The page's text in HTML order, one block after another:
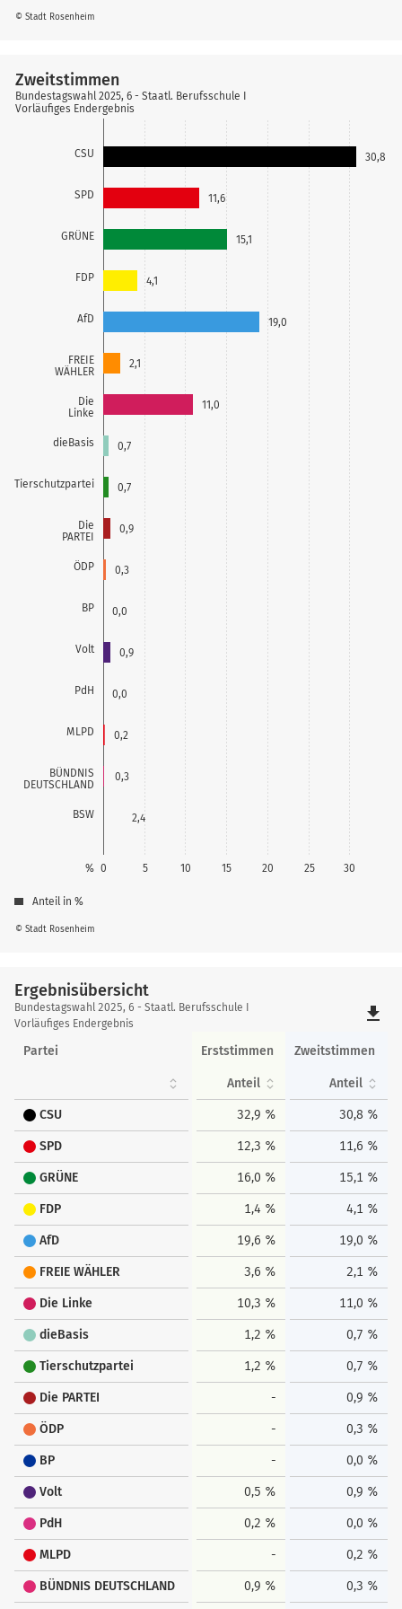
© Stadt Rosenheim
CSU
SPD
GRÜNE
FDP
AfD
FREIE
WÄHLER
Die
Linke
dieBasis
Tierschutzpartei
Die
PARTEI
ÖDP
BP
Volt
PdH
MLPD
BÜNDNIS
DEUTSCHLAND
BSW
0 5 10 15 20 25 30
%
30,8
11,6
15,1
4,1
19,0
2,1
11,0
0,7
0,7
0,9
0,3
0,0
0,9
0,0
0,2
0,3
2,4
© Stadt Rosenheim
Zweitstimmen
Bundestagswahl 2025, 6 - Staatl. Berufsschule I
Vorläufiges Endergebnis
Anteil in %
Ergebnisübersicht
Ergebnisübersicht
Bundestagswahl 2025, 6 - Staatl. Berufsschule I
Vorläufiges Endergebnis
file_download
Partei Erststimmen Zweitstimmen
Anteil Anteil
CSU 32,9 % 30,8 %
SPD 12,3 % 11,6 %
GRÜNE 16,0 % 15,1 %
FDP 1,4 % 4,1 %
AfD 19,6 % 19,0 %
FREIE WÄHLER 3,6 % 2,1 %
Die Linke 10,3 % 11,0 %
dieBasis 1,2 % 0,7 %
Tierschutzpartei 1,2 % 0,7 %
Die PARTEI - 0,9 %
ÖDP - 0,3 %
BP - 0,0 %
Volt 0,5 % 0,9 %
PdH 0,2 % 0,0 %
MLPD - 0,2 %
BÜNDNIS DEUTSCHLAND 0,9 % 0,3 %